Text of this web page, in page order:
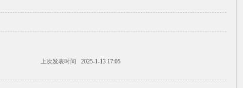
上次发表时间
2025-1-13 17:05